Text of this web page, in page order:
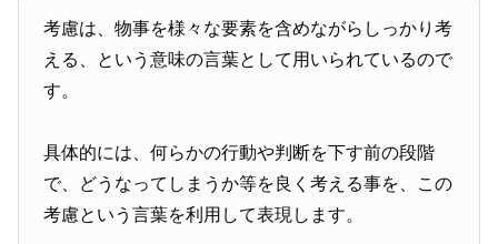
考慮は、物事を様々な要素を含めながらしっかり考
える、という意味の言葉として用いられているので
す。
具体的には、何らかの行動や判断を下す前の段階
で、どうなってしまうか等を良く考える事を、この
考慮という言葉を利用して表現します。